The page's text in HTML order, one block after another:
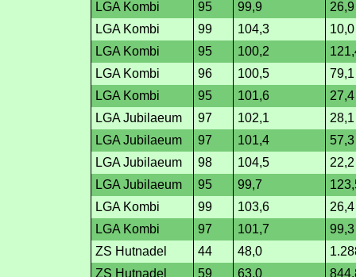
LGA Kombi
95 99,9
26,9
LGA Kombi
99 104,3
10,0
LGA Kombi
95 100,2
LGA Kombi
96 100,5
79,1
LGA Kombi
95 101,6
27,4
LGA Jubilaeum
97 102,1
28,1
LGA Jubilaeum
97 101,4
57,3
LGA Jubilaeum
98 104,5
22,2
LGA Jubilaeum
95 99,7
LGA Kombi
99 103,6
26,4
LGA Kombi
97 101,7
99,3
ZS Hutnadel
44 48,0
ZS Hutnadel
59 63,0